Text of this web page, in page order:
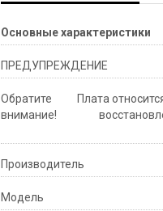
Основные характеристики
ПРЕДУПРЕЖДЕНИЕ
Обратите
внимание!
Плата
Производитель
Модель